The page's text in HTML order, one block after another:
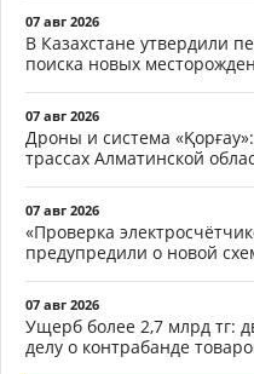
07 авг 2026
В Казахстане утвердили
поиска новых
07 авг 2026
Дроны и система
трассах Алматинской
07 авг 2026
«Проверка
предупредили о новой
07 авг 2026
Ущерб более 2,7 млрд тг:
делу о контрабанде